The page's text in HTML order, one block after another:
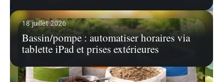
18 juillet 2026
Bassin/pompe : automatiser horaires via
tablette iPad et prises extérieures